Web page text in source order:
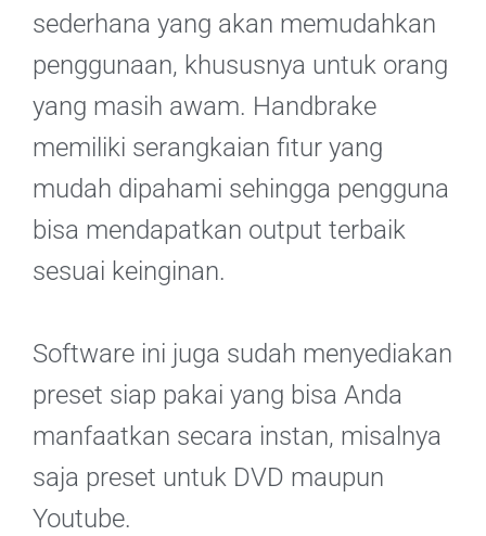
sederhana yang akan memudahkan
penggunaan, khususnya untuk orang
yang masih awam. Handbrake
memiliki serangkaian fitur yang
mudah dipahami sehingga pengguna
bisa mendapatkan output terbaik
sesuai keinginan.
Software ini juga sudah menyediakan
preset siap pakai yang bisa Anda
manfaatkan secara instan, misalnya
saja preset untuk DVD maupun
Youtube.